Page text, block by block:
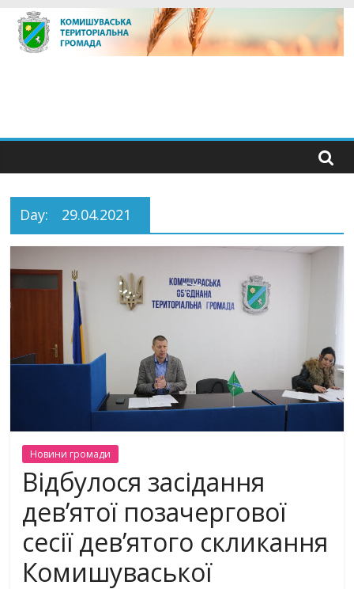
Skip
content
Day: 29.04.2021
Новини громади
Bідбулося засідання
дев’ятої позачергової
сесії дев’ятого скликання
Комишуваської